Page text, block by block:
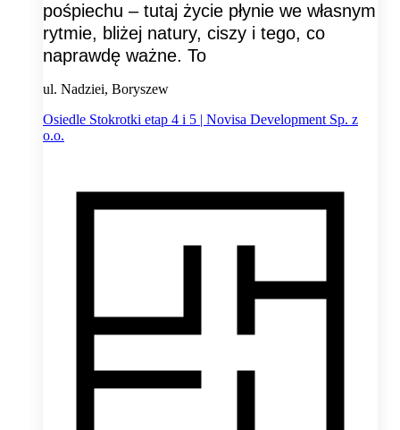
pośpiechu – tutaj życie płynie we własnym
rytmie, bliżej natury, ciszy i tego, co
naprawdę ważne. To
ul. Nadziei, Boryszew
Osiedle Stokrotki etap 4 i 5 | Novisa Development Sp. z
o.o.